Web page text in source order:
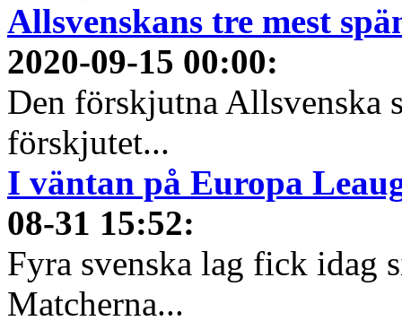
Allsvenskans tre mest
2020-09-15 00:00:
Den förskjutna Allsvenska
förskjutet...
I väntan på Europa
08-31 15:52:
Fyra svenska lag fick idag
Matcherna...